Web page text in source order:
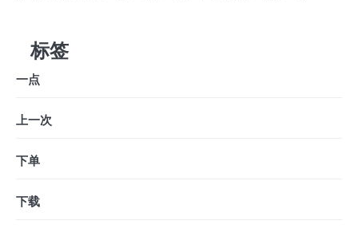
标签
一点
上一次
下单
下载